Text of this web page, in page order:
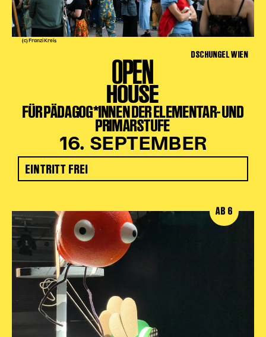
(c) Franzi Kreis
DSCHUNGEL WIEN
OPEN
HOUSE
FÜR PÄDAGOG*INNEN DER ELEMENTAR- UND
PRIMARSTUFE
16. SEPTEMBER
EINTRITT FREI
AB 6